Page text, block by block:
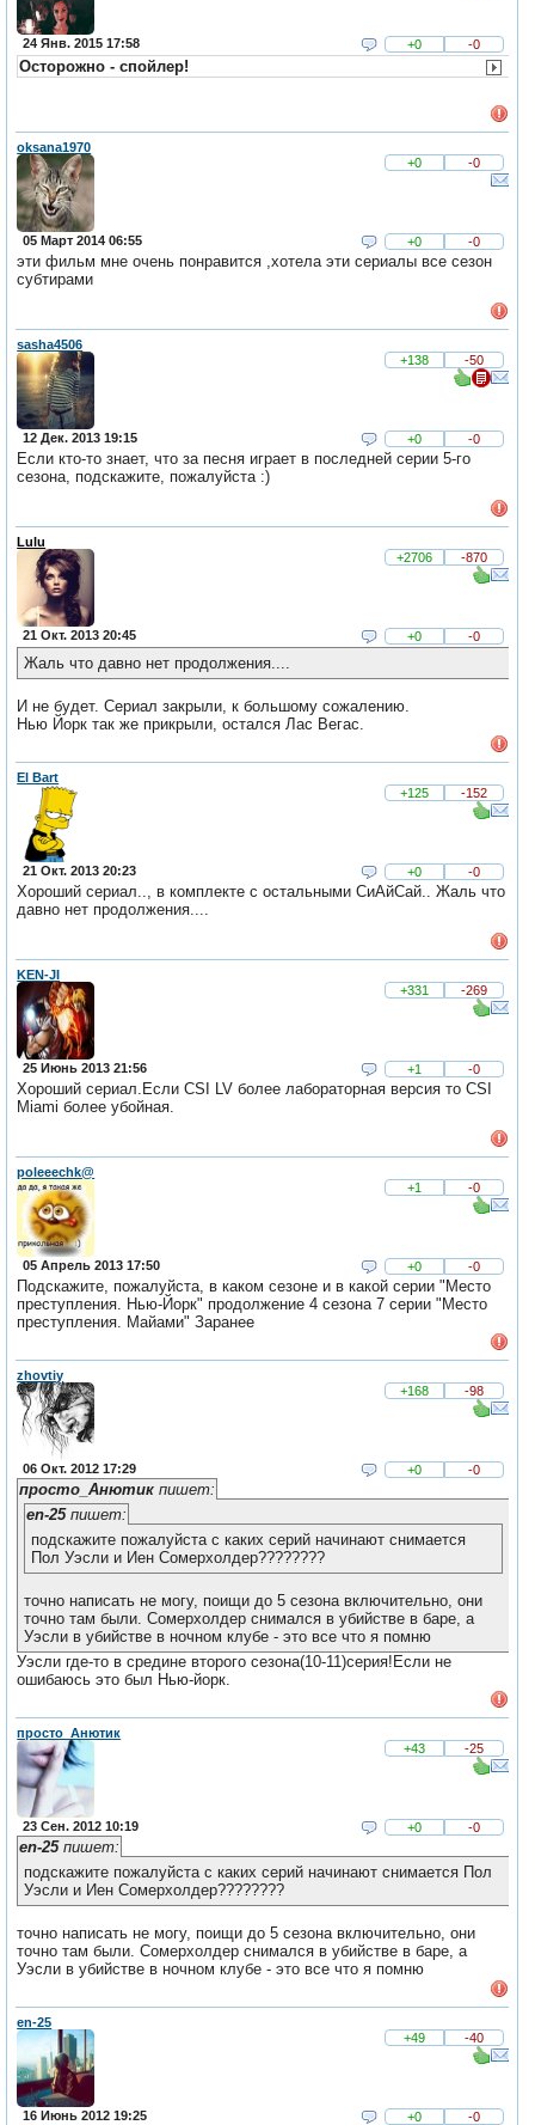
24 Янв. 2015 17:58 +0 -0
Осторожно - спойлер!
oksana1970
+0
-0
05 Март 2014 06:55 +0 -0
эти фильм мне очень понравится ,хотела эти сериалы все сезон
субтирами
sasha4506
+138
-50
12 Дек. 2013 19:15 +0 -0
Если кто-то знает, что за песня играет в последней серии 5-го
сезона, подскажите, пожалуйста :)
Lulu
+2706
-870
21 Окт. 2013 20:45 +0 -0
Жаль что давно нет продолжения....
И не будет. Сериал закрыли, к большому сожалению.
Нью Йорк так же прикрыли, остался Лас Вегас.
El Bart
+125
-152
21 Окт. 2013 20:23 +0 -0
Хороший сериал.., в комплекте с остальными СиАйСай.. Жаль что
давно нет продолжения....
KEN-JI
+331
-269
25 Июнь 2013 21:56 +1 -0
Хороший сериал.Если CSI LV более лабораторная версия то CSI
Miami более убойная.
poleeechk@
+1
-0
05 Апрель 2013 17:50 +0 -0
Подскажите, пожалуйста, в каком сезоне и в какой серии "Место
преступления. Нью-Йорк" продолжение 4 сезона 7 серии "Место
преступления. Майами" Заранее
zhovtiy
+168
-98
06 Окт. 2012 17:29 +0 -0
просто_Анютикпишет:
en-25пишет:
подскажите пожалуйста с каких серий начинают снимается
Пол Уэсли и Иен Сомерхолдер????????
точно написать не могу, поищи до 5 сезона включительно, они
точно там были. Сомерхолдер снимался в убийстве в баре, а
Уэсли в убийстве в ночном клубе - это все что я помню
Уэсли где-то в средине второго сезона(10-11)серия!Если не
ошибаюсь это был Нью-йорк.
просто_Анютик
+43
-25
23 Сен. 2012 10:19 +0 -0
en-25пишет:
подскажите пожалуйста с каких серий начинают снимается Пол
Уэсли и Иен Сомерхолдер????????
точно написать не могу, поищи до 5 сезона включительно, они
точно там были. Сомерхолдер снимался в убийстве в баре, а
Уэсли в убийстве в ночном клубе - это все что я помню
en-25
+49
-40
16 Июнь 2012 19:25 +0 -0